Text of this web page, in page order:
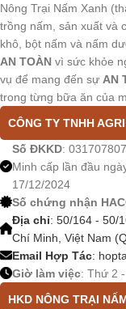
Nông Trại Nấm Xanh
trồng nấm, sản xuất và
khô, bột nấm và nấm
AN TOÀN vì sức khỏe
vụ để mang đến sự AN
trong từng bữa ăn của
CÔNG TY TNHH
Số ĐKKD:
Minh cấp lần đầu
17/12/2024
Số chứng nhận
Địa chỉ: 50/164 - 50/
Chí Minh, Việt Nam
Email Hợp Tác:
Giờ làm việc: Thứ 2
HKD NÔNG TRẠI